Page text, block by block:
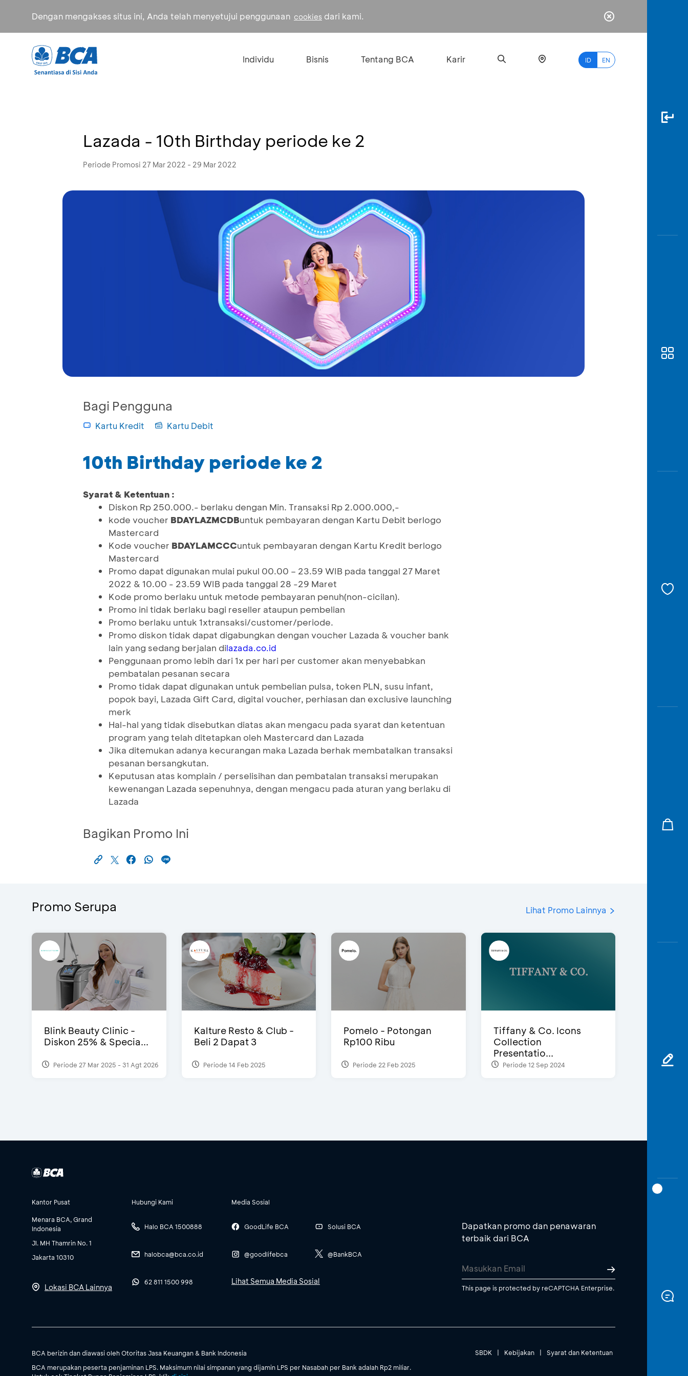
Dengan mengakses situs ini, Anda telah menyetujui penggunaan cookies dari kami.
Individu Bisnis Tentang BCA Karir ID EN
Awas
Lazada - 10th Birthday periode ke 2
Periode Promosi 27 Mar 2022 - 29 Mar 2022
Bagi Pengguna
Kartu Kredit Kartu Debit
10th Birthday periode ke 2
Syarat & Ketentuan :
Diskon Rp 250.000.- berlaku dengan Min. Transaksi Rp 2.000.000,-
kode voucher BDAYLAZMCDBuntuk pembayaran dengan Kartu Debit berlogo
Mastercard
Kode voucher BDAYLAMCCCuntuk pembayaran dengan Kartu Kredit berlogo
Mastercard
Promo dapat digunakan mulai pukul 00.00 – 23.59 WIB pada tanggal 27 Maret
2022 & 10.00 - 23.59 WIB pada tanggal 28 -29 Maret
Kode promo berlaku untuk metode pembayaran penuh(non-cicilan).
Promo ini tidak berlaku bagi reseller ataupun pembelian
Promo berlaku untuk 1xtransaksi/customer/periode.
Promo diskon tidak dapat digabungkan dengan voucher Lazada & voucher bank
lain yang sedang berjalan dilazada.co.id
Penggunaan promo lebih dari 1x per hari per customer akan menyebabkan
pembatalan pesanan secara
Promo tidak dapat digunakan untuk pembelian pulsa, token PLN, susu infant,
popok bayi, Lazada Gift Card, digital voucher, perhiasan dan exclusive launching
merk
Hal-hal yang tidak disebutkan diatas akan mengacu pada syarat dan ketentuan
program yang telah ditetapkan oleh Mastercard dan Lazada
Jika ditemukan adanya kecurangan maka Lazada berhak membatalkan transaksi
pesanan bersangkutan.
Keputusan atas komplain / perselisihan dan pembatalan transaksi merupakan
kewenangan Lazada sepenuhnya, dengan mengacu pada aturan yang berlaku di
Lazada
Bagikan Promo Ini
Promo Serupa Lihat Promo Lainnya
Blink Beauty Clinic -
Diskon 25% & Specia...
Periode 27 Mar 2025 - 31 Agt 2026
Kalture Resto & Club -
Beli 2 Dapat 3
Periode 14 Feb 2025
Pomelo - Potongan
Rp100 Ribu
Periode 22 Feb 2025
Tiffany & Co. Icons
Collection
Presentatio...
Periode 12 Sep 2024
Kantor Pusat
Menara BCA, Grand
Indonesia
Jl. MH Thamrin No. 1
Jakarta 10310
Lokasi BCA Lainnya
Hubungi Kami
Halo BCA 1500888
halobca@bca.co.id
62 811 1500 998
Media Sosial
GoodLife BCA
@goodlifebca
Solusi BCA
@BankBCA
Lihat Semua Media Sosial
Dapatkan promo dan penawaran
terbaik dari BCA
This page is protected by reCAPTCHA Enterprise.
SBDK | Kebijakan | Syarat dan Ketentuan
BCA berizin dan diawasi oleh Otoritas Jasa Keuangan & Bank Indonesia
BCA merupakan peserta penjaminan LPS. Maksimum nilai simpanan yang dijamin LPS per Nasabah per Bank adalah Rp2 miliar.